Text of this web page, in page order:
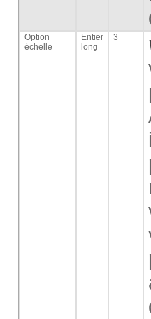
Option
échelle
Entier
long
3